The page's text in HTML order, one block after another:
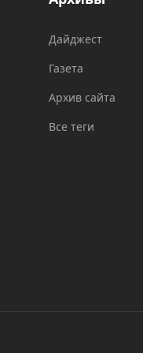
Дайджест
Газета
Архив сайта
Все теги